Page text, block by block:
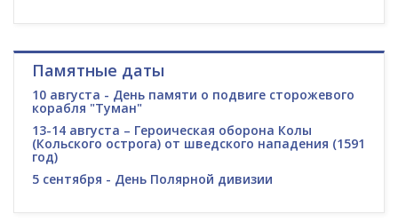
Памятные даты
10 августа - День памяти о подвиге сторожевого
корабля "Туман"
13-14 августа – Героическая оборона Колы
(Кольского острога) от шведского нападения (1591
год)
5 сентября - День Полярной дивизии